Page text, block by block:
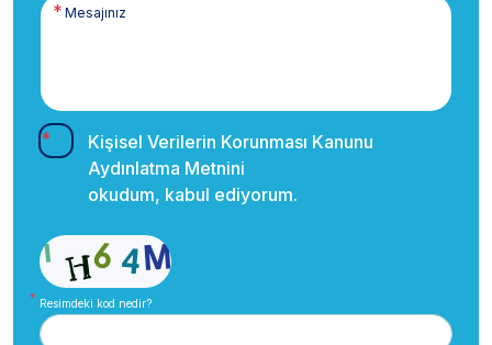
Kişisel Verilerin Korunması Kanunu
Aydınlatma Metnini
okudum, kabul ediyorum.
Resimdeki kod nedir?